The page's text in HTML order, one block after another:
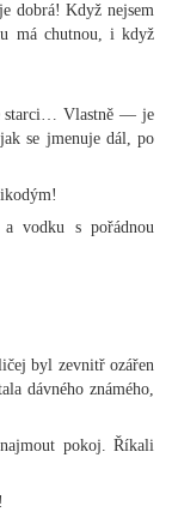
dobrá! Když nejsem
má chutnou, i když
starci… Vlastně — je
se jmenuje dál, po
vodku s pořádnou
byl zevnitř ozářen
dávného známého,
pokoj. Říkali